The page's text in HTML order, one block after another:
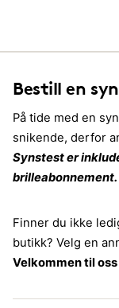
Bestill en
På tide med en
snikende, derfor
Synstest er
brilleabonnement.
Finner du ikke
butikk? Velg en
Velkommen til